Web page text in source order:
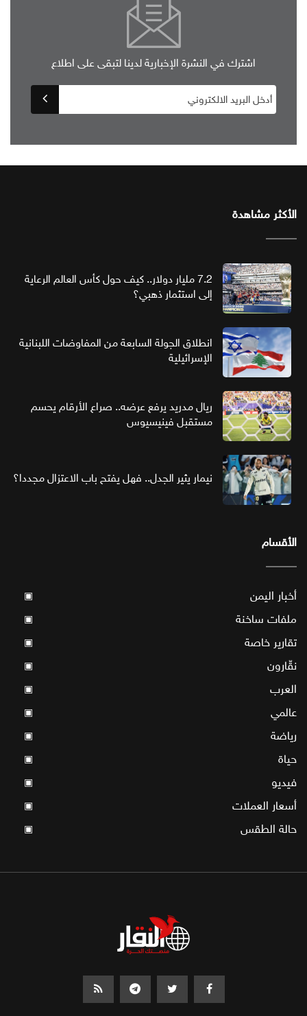
اشترك في النشرة الإخبارية لدينا لتبقى على اطلاع
الأكثر مشاهدة
7.2 مليار دولار.. كيف حول كأس العالم الرعاية
إلى استثمار ذهبي؟
انطلاق الجولة السابعة من المفاوضات اللبنانية
الإسرائيلية
ريال مدريد يرفع عرضه.. صراع الأرقام يحسم
مستقبل فينيسيوس
نيمار يثير الجدل.. فهل يفتح باب الاعتزال مجددا؟
الأقسام
أخبار اليمن ▣
ملفات ساخنة ▣
تقارير خاصة ▣
نقّارون ▣
العرب ▣
عالمي ▣
رياضة ▣
حياة ▣
فيديو ▣
أسعار العملات ▣
حالة الطقس ▣